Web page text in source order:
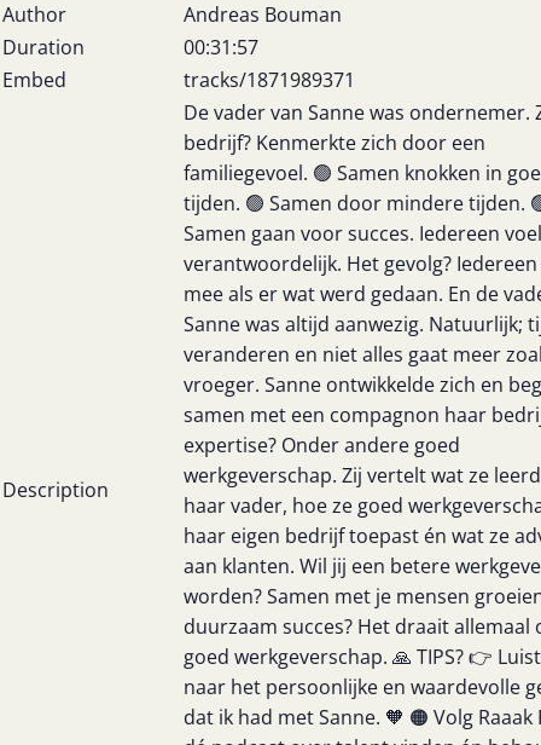
Author
Andreas Bouman
Duration
00:31:57
Embed
tracks/1871989371
Description
De vader van Sanne was ondernemer.
bedrijf? Kenmerkte zich door een
familiegevoel. 🟢 Samen knokken in
tijden. 🟢 Samen door mindere tijden.
Samen gaan voor succes. Iedereen
verantwoordelijk. Het gevolg?
mee als er wat werd gedaan. En de
Sanne was altijd aanwezig. Natuurlijk;
veranderen en niet alles gaat meer
vroeger. Sanne ontwikkelde zich en
samen met een compagnon haar
expertise? Onder andere goed
werkgeverschap. Zij vertelt wat ze
haar vader, hoe ze goed
haar eigen bedrijf toepast én wat ze
aan klanten. Wil jij een betere
worden? Samen met je mensen
duurzaam succes? Het draait allemaal
goed werkgeverschap. 🙏 TIPS? 👉
naar het persoonlijke en waardevolle
dat ik had met Sanne. 🧡 🟠 Volg Raaak